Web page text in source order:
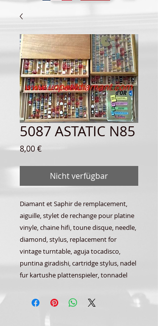
5087 ASTATIC N85
8,00 €Preis
Nicht verfügbar
Diamant et Saphir de remplacement,
aiguille, stylet de rechange pour platine
vinyle, chaine hifi, toune disque, needle,
diamond, stylus, replacement for
vintage turntable, aguja tocadisco,
puntina giradishi, cartridge stylus, nadel
fur kartushe plattenspieler, tonnadel